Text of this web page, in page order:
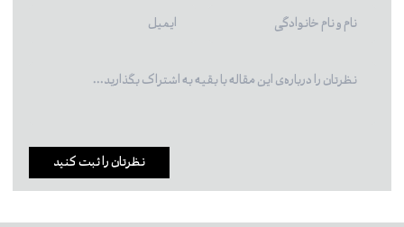
نظرتان را ثبت کنید